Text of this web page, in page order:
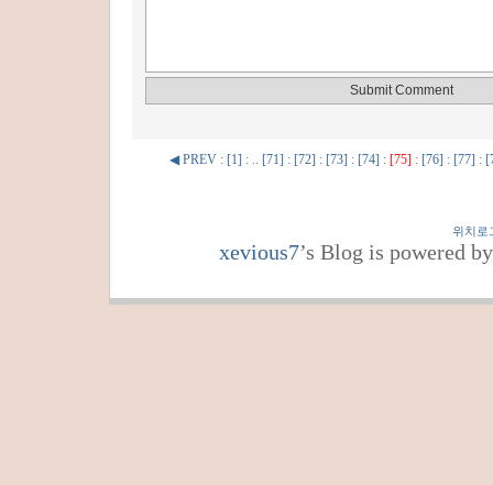
◀ PREV : [1] : .. [71] : [72] : [73] : [74] : [75] : [76] : [77] :
위치로
xevious7’s Blog is powered